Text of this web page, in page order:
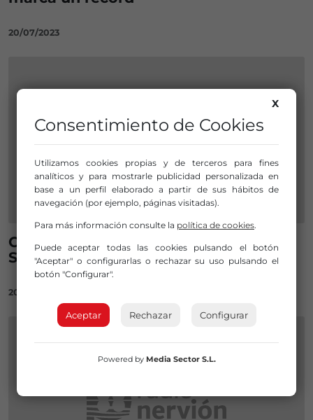
20/07/2023
Conciertos como broche final a Hiriko
Soinuak en Barakaldo
20/10/2022
X
Consentimiento de Cookies
Utilizamos cookies propias y de terceros para fines
analíticos y para mostrarle publicidad personalizada en
base a un perfil elaborado a partir de sus hábitos de
navegación (por ejemplo, páginas visitadas).
Para más información consulte la política de cookies.
Puede aceptar todas las cookies pulsando el botón
"Aceptar" o configurarlas o rechazar su uso pulsando el
botón "Configurar".
Aceptar Rechazar Configurar
Powered by Media Sector S.L.